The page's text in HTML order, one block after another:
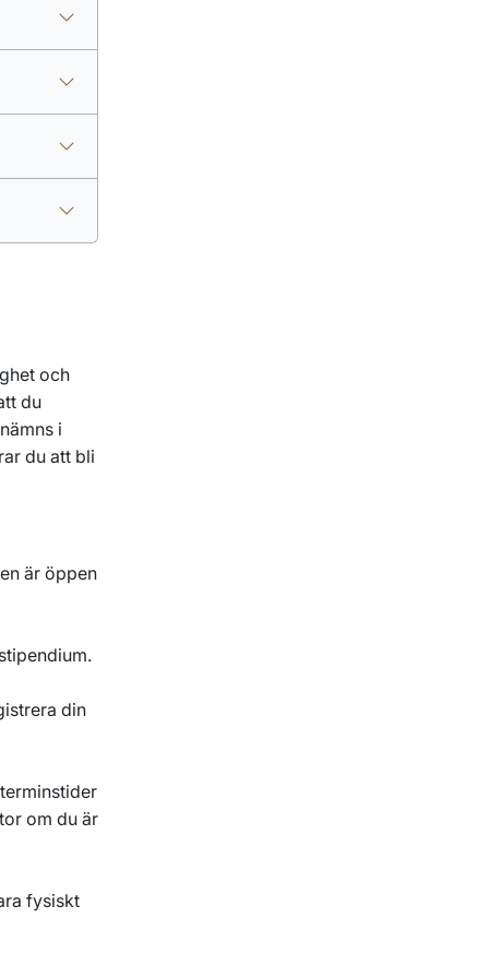
och
du
i
du att bli
är öppen
din
om du är
fysiskt